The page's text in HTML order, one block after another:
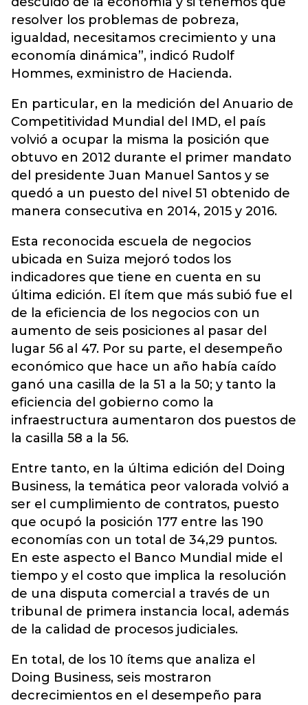
resolver los problemas de pobreza,
igualdad, necesitamos crecimiento y una
economía dinámica”, indicó Rudolf
Hommes, exministro de Hacienda.
En particular, en la medición del Anuario de
Competitividad Mundial del IMD, el país
volvió a ocupar la misma la posición que
obtuvo en 2012 durante el primer mandato
del presidente Juan Manuel Santos y se
quedó a un puesto del nivel 51 obtenido de
manera consecutiva en 2014, 2015 y 2016.
Esta reconocida escuela de negocios
ubicada en Suiza mejoró todos los
indicadores que tiene en cuenta en su
última edición. El ítem que más subió fue el
de la eficiencia de los negocios con un
aumento de seis posiciones al pasar del
lugar 56 al 47. Por su parte, el desempeño
económico que hace un año había caído
ganó una casilla de la 51 a la 50; y tanto la
eficiencia del gobierno como la
infraestructura aumentaron dos puestos de
la casilla 58 a la 56.
Entre tanto, en la última edición del Doing
Business, la temática peor valorada volvió a
ser el cumplimiento de contratos, puesto
que ocupó la posición 177 entre las 190
economías con un total de 34,29 puntos.
En este aspecto el Banco Mundial mide el
tiempo y el costo que implica la resolución
de una disputa comercial a través de un
tribunal de primera instancia local, además
de la calidad de procesos judiciales.
En total, de los 10 ítems que analiza el
Doing Business, seis mostraron
decrecimientos en el desempeño para